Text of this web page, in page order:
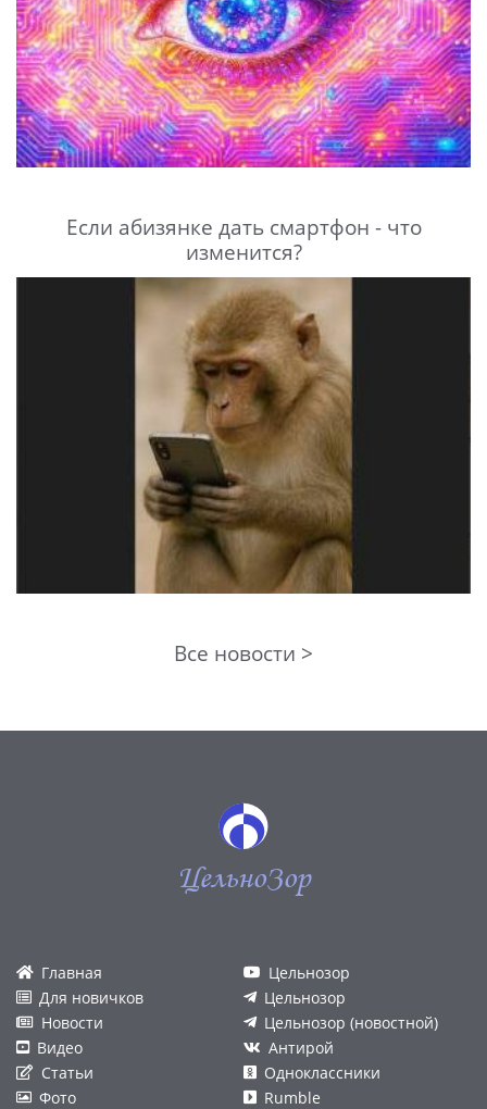
Если абизянке дать смартфон - что
изменится?
Все новости >
ЦельноЗор
Главная
Для новичков
Новости
Видео
Статьи
Фото
Цельнозор
Цельнозор
Цельнозор (новостной)
Антирой
Одноклассники
Rumble